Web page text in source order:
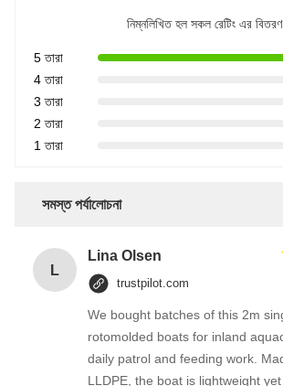
নিম্নলিখিত হল সকল রেটিং এর বিতরণ
5 তারা
4 তারা
3 তারা
2 তারা
1 তারা
সমস্ত পর্যালোচনা
L
Lina Olsen
trustpilot.com
We bought batches of this 2m
rotomolded boats for inland
daily patrol and feeding work.
LLDPE, the boat is lightweight